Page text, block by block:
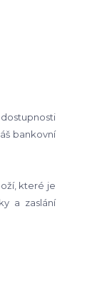
bankovní
které je
a zaslání